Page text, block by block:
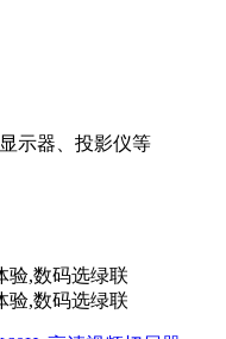
示器、投影仪等